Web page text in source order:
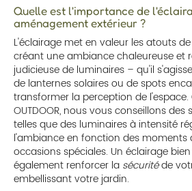
Quelle est l'importance de
aménagement extérieur ?
L'éclairage met en valeur les atouts
créant une ambiance chaleureuse et
judicieuse de luminaires – qu'il
de lanternes solaires ou de spots
transformer la perception de l'espace.
OUTDOOR, nous vous conseillons
telles que des luminaires à intensité
l'ambiance en fonction des moments
occasions spéciales. Un éclairage
également renforcer la sécuritéde
embellissant votre jardin.